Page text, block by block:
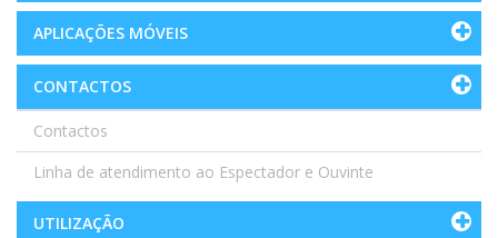
APLICAÇÕES MÓVEIS
CONTACTOS
Contactos
Linha de atendimento ao Espectador e Ouvinte
UTILIZAÇÃO